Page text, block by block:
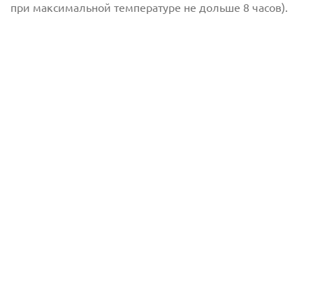
при максимальной температуре не дольше 8 часов).